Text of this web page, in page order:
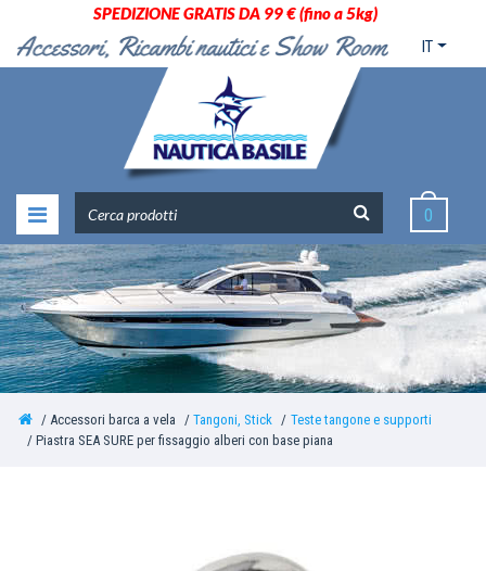
SPEDIZIONE GRATIS DA 99 € (fino a 5kg)
IT
0
Accessori barca a vela Tangoni, Stick
Teste tangone e supporti
Piastra SEA SURE per fissaggio alberi con base piana